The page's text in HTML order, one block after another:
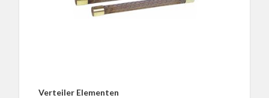
Verteiler Elementen